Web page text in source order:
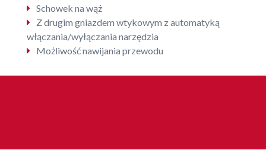
Schowek na wąż
Z drugim gniazdem wtykowym z automatyką
włączania/wyłączania narzędzia
Możliwość nawijania przewodu